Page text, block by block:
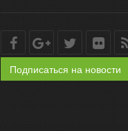
Подписаться на новости